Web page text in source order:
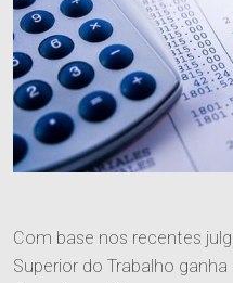
Com base nos recentes
Superior do Trabalho